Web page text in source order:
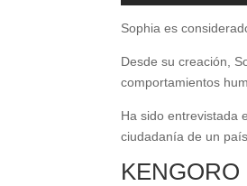
Sophia es
Desde su creación,
comportamientos
Ha sido entrevistada
ciudadanía de un país.
KENGORO